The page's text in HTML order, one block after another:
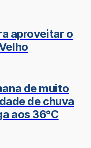
aproveitar o
de muito
de chuva
aos 36°C